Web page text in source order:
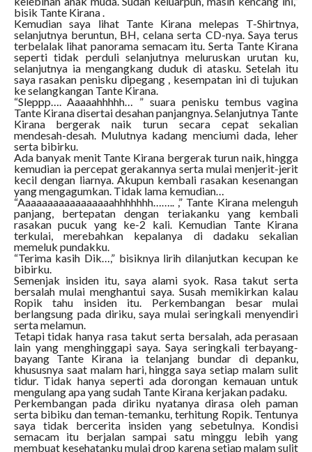
bisik Tante Kirana .
Kemudian saya lihat Tante Kirana melepas T-Shirtnya,
selanjutnya beruntun, BH, celana serta CD-nya. Saya terus
terbelalak lihat panorama semacam itu. Serta Tante Kirana
seperti tidak perduli selanjutnya meluruskan urutan ku,
selanjutnya ia mengangkang duduk di atasku. Setelah itu
saya rasakan penisku dipegang , kesempatan ini di tujukan
ke selangkangan Tante Kirana.
“Sleppp…. Aaaaahhhhh… ” suara penisku tembus vagina
Tante Kirana disertai desahan panjangnya. Selanjutnya Tante
Kirana bergerak naik turun secara cepat sekalian
mendesah-desah. Mulutnya kadang menciumi dada, leher
serta bibirku.
Ada banyak menit Tante Kirana bergerak turun naik, hingga
kemudian ia percepat gerakannya serta mulai menjerit-jerit
kecil dengan liarnya. Akupun kembali rasakan kesenangan
yang mengagumkan. Tidak lama kemudian…
“Aaaaaaaaaaaaaaaaahhhhhhh…….. ,” Tante Kirana melenguh
panjang, bertepatan dengan teriakanku yang kembali
rasakan pucuk yang ke-2 kali. Kemudian Tante Kirana
terkulai, merebahkan kepalanya di dadaku sekalian
memeluk pundakku.
“Terima kasih Dik…,” bisiknya lirih dilanjutkan kecupan ke
bibirku.
Semenjak insiden itu, saya alami syok. Rasa takut serta
bersalah mulai menghantui saya. Susah memikirkan kalau
Ropik tahu insiden itu. Perkembangan besar mulai
berlangsung pada diriku, saya mulai seringkali menyendiri
serta melamun.
Tetapi tidak hanya rasa takut serta bersalah, ada perasaan
lain yang menghinggapi saya. Saya seringkali terbayang-
bayang Tante Kirana ia telanjang bundar di depanku,
khususnya saat malam hari, hingga saya setiap malam sulit
tidur. Tidak hanya seperti ada dorongan kemauan untuk
mengulang apa yang sudah Tante Kirana kerjakan padaku.
Perkembangan pada diriku nyatanya dirasa oleh paman
serta bibiku dan teman-temanku, terhitung Ropik. Tentunya
saya tidak bercerita insiden yang sebetulnya. Kondisi
semacam itu berjalan sampai satu minggu lebih yang
membuat kesehatanku mulai drop karena setiap malam sulit